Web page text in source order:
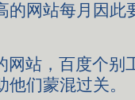
的网站每月因此
站，百度个别
们蒙混过关。